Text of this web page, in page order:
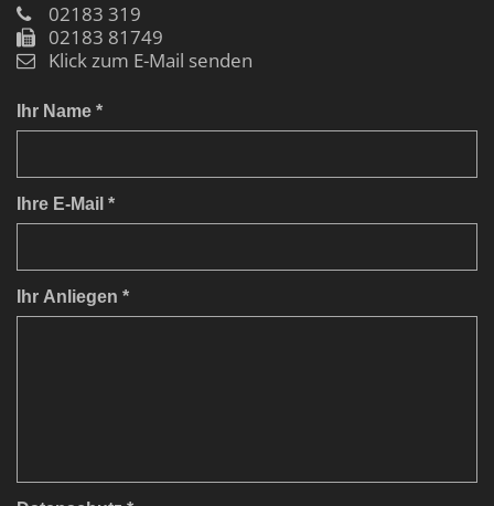
02183 319
02183 81749
Klick zum E-Mail senden
Ihr Name *
Ihre E-Mail *
Ihr Anliegen *